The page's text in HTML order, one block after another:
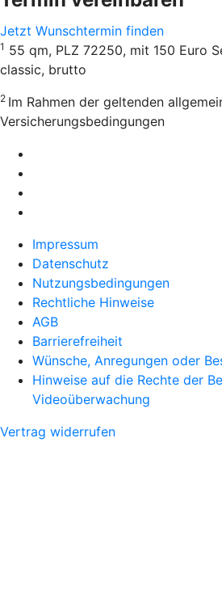
Jetzt Wunschtermin finden
1 55 qm, PLZ 72250, mit 150 Euro
classic, brutto
2 Im Rahmen der geltenden
Versicherungsbedingungen
Impressum
Datenschutz
Nutzungsbedingungen
Rechtliche Hinweise
AGB
Barrierefreiheit
Wünsche, Anregungen oder
Hinweise auf die Rechte der
Videoüberwachung
Vertrag widerrufen